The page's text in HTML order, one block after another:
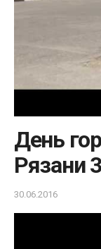
День
Рязани
30.06.2016